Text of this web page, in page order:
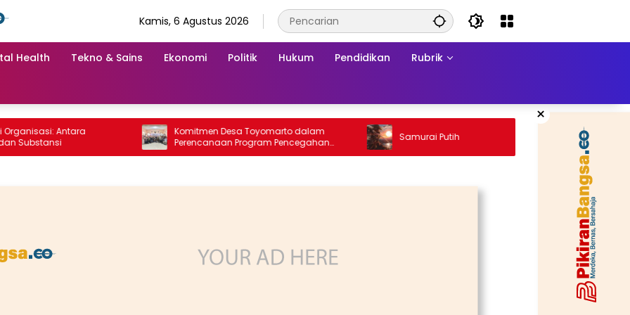
Kamis, 6 Agustus 2026
Health Tekno & Sains Ekonomi Politik Hukum Pendidikan Rubrik
×
Antara
Komitmen Desa Toyomarto dalam
Perencanaan Program Pencegahan
Stunting melalui ‎Rembuk Stunting Desa
Samurai Putih